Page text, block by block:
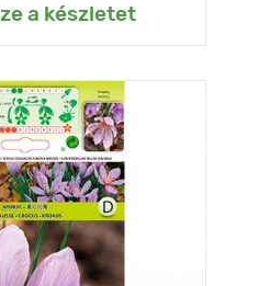
a készletet